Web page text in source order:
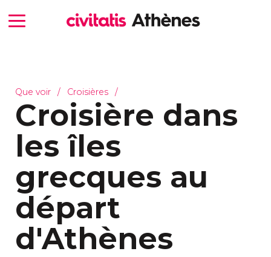
Que voir Croisières
Croisière dans
les îles
grecques au
départ
d'Athènes